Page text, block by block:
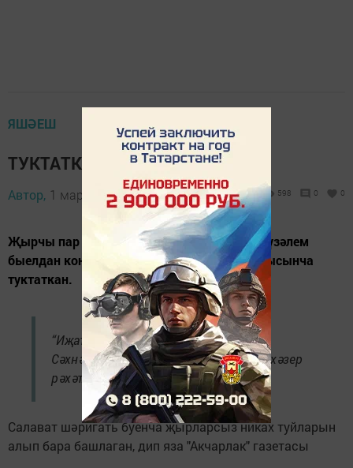
ЯШӘЕШ
ТУКТАТКАННАР
Автор, 1 март 2024 - 20:50 598 0 0
️Җырчы пар – Салават Миңнеханов белән Гүзәлем
быелдан концертларда чыгыш ясауны тулысынча
туктаткан.
“Иҗат икенче юнәлештә дәвам итәчәк.
Сәхнәгә чыгып җырлау, селкенү безгә хәзер
рәхәтлек бирми”, – ди алар.
Салават шәригать буенча җырларсыз никах туйларын
алып бара башлаган, дип яза "Акчарлак" газетасы